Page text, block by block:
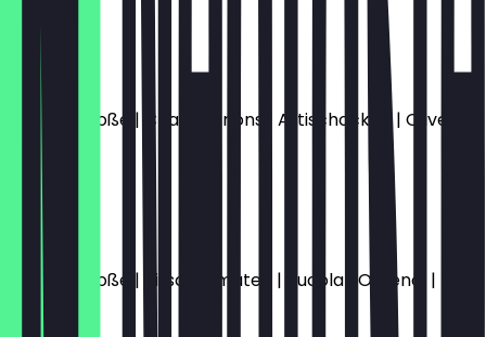
12,00 €
Tomatensoße | Champignons | Artischocken | Oliven |
Knoblauch
Focaccia
Tomatensoße | Kirschtomaten | Rucola | Olivenöl |
Parmesan